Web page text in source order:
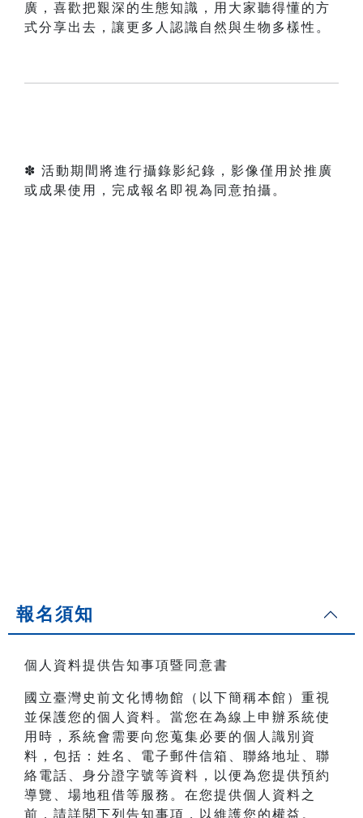
廣，喜歡把艱深的生態知識，用大家聽得懂的方
式分享出去，讓更多人認識自然與生物多樣性。
✽ 活動期間將進行攝錄影紀錄，影像僅用於推廣
或成果使用，完成報名即視為同意拍攝。
報名須知
個人資料提供告知事項暨同意書
國立臺灣史前文化博物館（以下簡稱本館）重視
並保護您的個人資料。當您在為線上申辦系統使
用時，系統會需要向您蒐集必要的個人識別資
料，包括：姓名、電子郵件信箱、聯絡地址、聯
絡電話、身分證字號等資料，以便為您提供預約
導覽、場地租借等服務。在您提供個人資料之
前，請詳閱下列告知事項，以維護您的權益。